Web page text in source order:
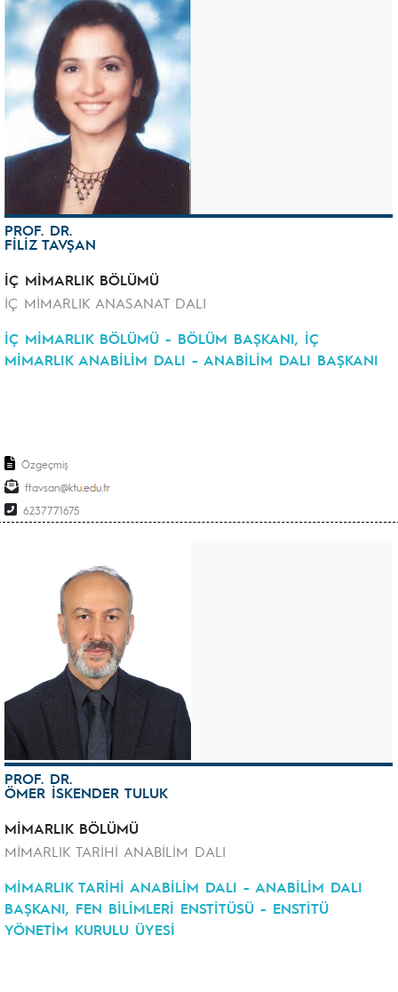
PROF. DR.
FİLİZ TAVŞAN
İÇ MİMARLIK BÖLÜMÜ
İÇ MİMARLIK ANASANAT DALI
İÇ MİMARLIK BÖLÜMÜ - BÖLÜM BAŞKANI, İÇ
MİMARLIK ANABİLİM DALI - ANABİLİM DALI BAŞKANI
Özgeçmiş
ftavsan
6237771675
PROF. DR.
ÖMER İSKENDER TULUK
MİMARLIK BÖLÜMÜ
MİMARLIK TARİHİ ANABİLİM DALI
MİMARLIK TARİHİ ANABİLİM DALI - ANABİLİM DALI
BAŞKANI, FEN BİLİMLERİ ENSTİTÜSÜ - ENSTİTÜ
YÖNETİM KURULU ÜYESİ